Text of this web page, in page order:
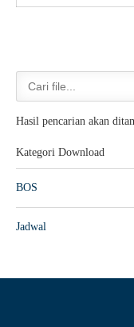
Hasil pencarian akan
Kategori Download
BOS
Jadwal